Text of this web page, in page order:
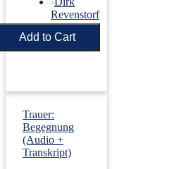
Revenstorf
Price: €5.50
Trauer:
Begegnung
(Audio +
Transkript)